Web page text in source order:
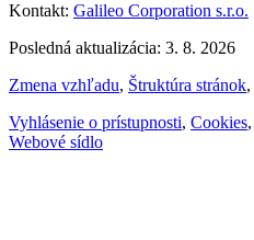
Kontakt: Galileo Corporation s.r.o.
Posledná aktualizácia: 3. 8. 2026
Zmena vzhľadu, Štruktúra stránok,
Vyhlásenie o prístupnosti, Cookies,
Webové sídlo